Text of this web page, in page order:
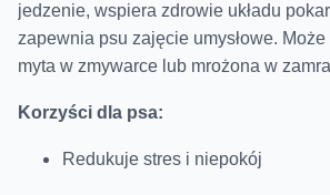
jedzenie, wspiera zdrowie układu
zapewnia psu zajęcie umysłowe.
myta w zmywarce lub mrożona w
Korzyści dla psa:
Redukuje stres i niepokój